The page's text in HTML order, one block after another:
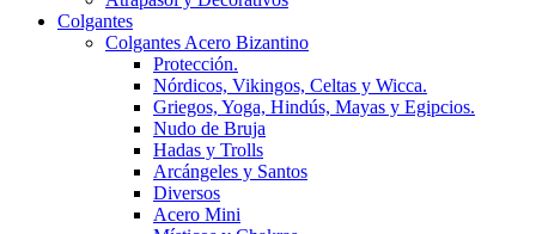
Colgantes
Colgantes Acero Bizantino
Protección.
Nórdicos, Vikingos, Celtas y Wicca.
Griegos, Yoga, Hindús, Mayas y Egipcios.
Nudo de Bruja
Hadas y Trolls
Arcángeles y Santos
Diversos
Acero Mini